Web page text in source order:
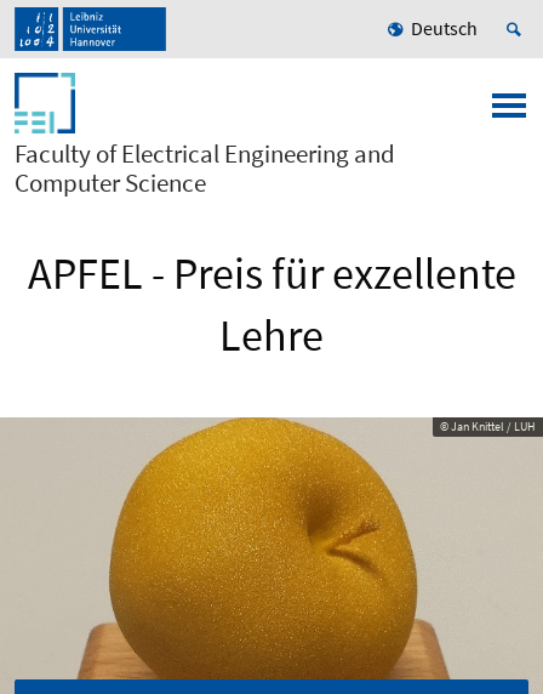
Deutsch
Faculty of Electrical Engineering and
Computer Science
APFEL - Preis für exzellente
Lehre
© Jan Knittel / LUH